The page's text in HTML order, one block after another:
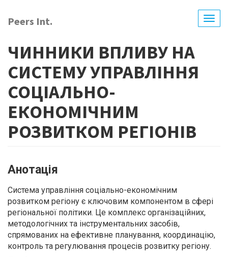
до
основного
Peers Int.
ЧИННИКИ ВПЛИВУ НА
СИСТЕМУ УПРАВЛІННЯ
СОЦІАЛЬНО-
ЕКОНОМІЧНИМ
РОЗВИТКОМ РЕГІОНІВ
Анотація
Система управління соціально-економічним
розвитком регіону є ключовим компонентом в сфері
регіональної політики. Це комплекс організаційних,
методологічних та інструментальних засобів,
спрямованих на ефективне планування, координацію,
контроль та регулювання процесів розвитку регіону.